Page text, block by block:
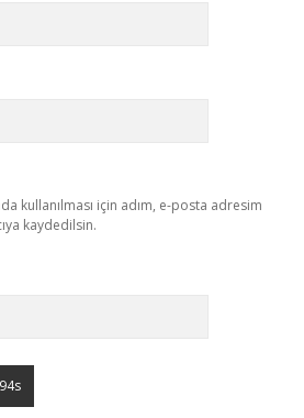
kullanılması için adım, e-posta adresim
kaydedilsin.